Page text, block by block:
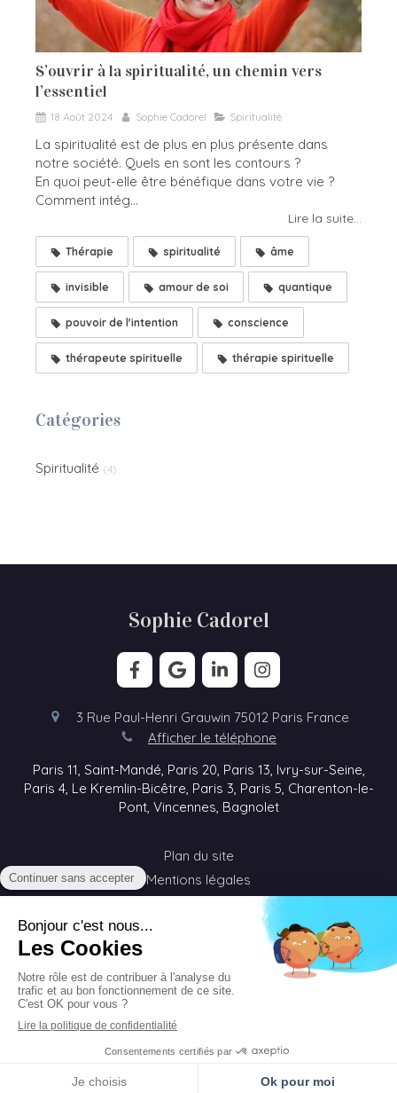
Appeler Localisation
S’ouvrir à la spiritualité, un chemin vers
l’essentiel
18 Août 2024 Sophie Cadorel Spiritualité
La spiritualité est de plus en plus présente dans
notre société. Quels en sont les contours ?
En quoi peut-elle être bénéfique dans votre vie ?
Comment intég...
Lire la suite...
Thérapie spiritualité âme
invisible amour de soi quantique
pouvoir de l'intention conscience
thérapeute spirituelle thérapie spirituelle
Catégories
Spiritualité (4)
Sophie Cadorel
3 Rue Paul-Henri Grauwin 75012 Paris France
Afficher le téléphone
Paris 11, Saint-Mandé, Paris 20, Paris 13, Ivry-sur-Seine,
Paris 4, Le Kremlin-Bicêtre, Paris 3, Paris 5, Charenton-le-
Pont, Vincennes, Bagnolet
Plan du site
Mentions légales
©2020 Sophie Cadorel - Visioconférence - Thérapie en
#jaccueillelextraordinaire
Création et référencement du site par Simplébo
Site partenaire deMedoucine